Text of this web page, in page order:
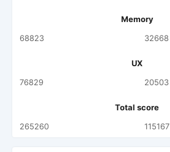
Memory
68823
32668
UX
76829
20503
Total score
265260
115167